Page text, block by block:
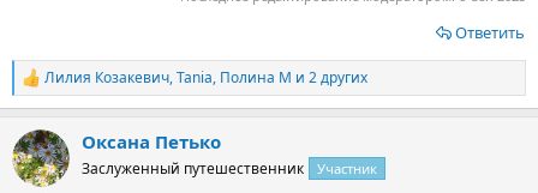
Ответить
Р
е
к
ц
и
Лилия Козакевич,Tania, Полина М и 2 других
Оксана Петько
Заслуженный путешественник Участник